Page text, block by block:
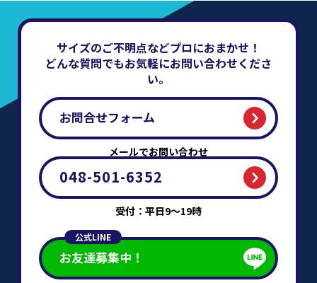
サイズのご不明点などプロにおまかせ！
どんな質問でもお気軽にお問い合わせくださ
い。
お問合せフォーム
メールでお問い合わせ
048-501-6352
受付：平日9～19時
公式LINE
お友達募集中！